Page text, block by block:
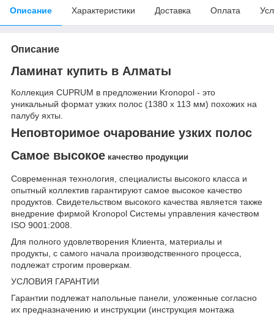
Описание Характеристики Доставка Оплата
Описание
Ламинат купить в Алматы
Коллекция CUPRUM в предложении Kronopol - это
уникальный формат узких полос (1380 х 113 мм) похожих на
палубу яхты.
Неповторимое очарование узких полос
Самое высокое качество продукции
Современная технология, специалисты высокого класса и
опытный коллектив гарантируют самое высокое качество
продуктов. Свидетельством высокого качества является также
внедрение фирмой Kronopol Системы управления кaчеством
ISO 9001:2008.
Для полного удовлетворения Клиента, материалы и
продукты, с самого начала производственного процесса,
подлежат строгим проверкам.
УСЛОВИЯ ГАРАНТИИ
Гарантии подлежат напольные панели, уложенные согласно
их предназначению и инструкции (инструкция монтажа